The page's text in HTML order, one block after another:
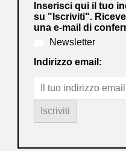
Inserisci qui il tuo
su "Iscriviti".
una e-mail di
Newsletter
Indirizzo email: